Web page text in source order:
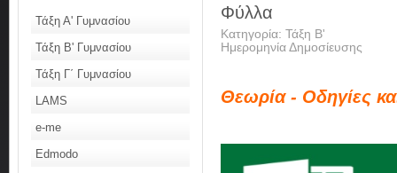
Τάξη Α' Γυμνασίου
Τάξη Β' Γυμνασίου
Τάξη Γ΄ Γυμνασίου
LAMS
e-me
Edmodo
Φύλλα
Κατηγορία: Τάξη Β'
Ημερομηνία Δημοσίευσης
Θεωρία - Οδηγίες